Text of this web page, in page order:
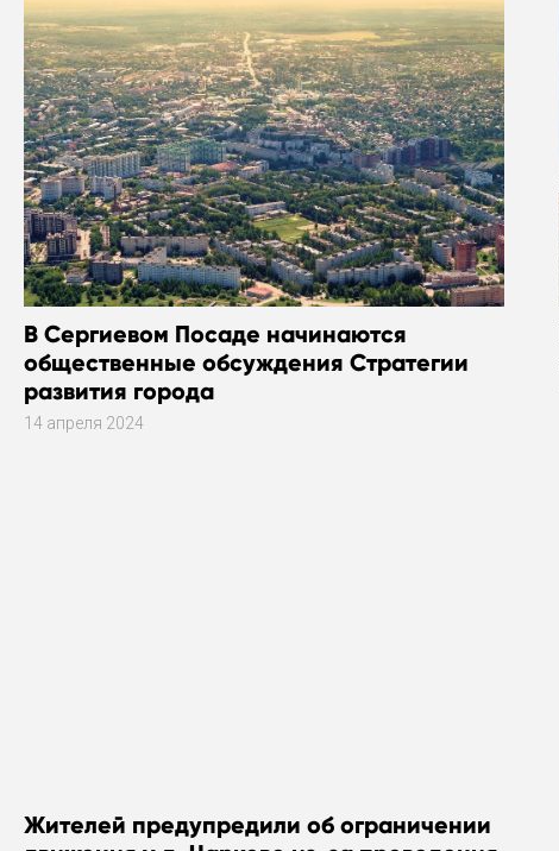
В Сергиевом Посаде начинаются
общественные обсуждения Стратегии
развития города
14 апреля 2024
Жителей предупредили об ограничении